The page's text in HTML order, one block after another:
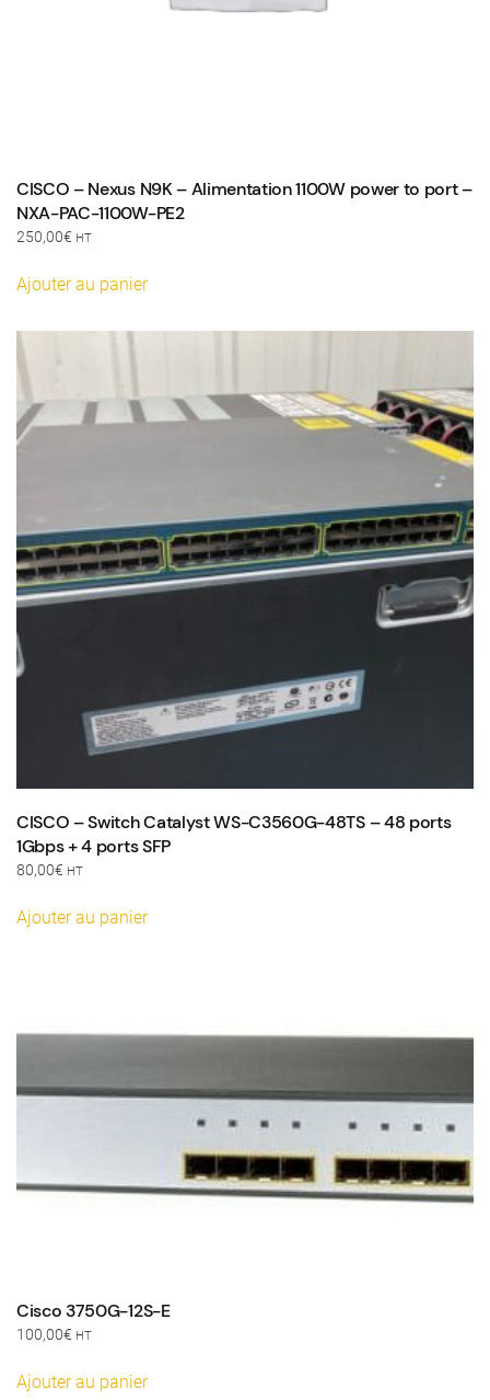
CISCO – Nexus N9K – Alimentation 1100W power to port –
NXA-PAC-1100W-PE2
250,00€ HT
Ajouter au panier
CISCO – Switch Catalyst WS-C3560G-48TS – 48 ports
1Gbps + 4 ports SFP
80,00€ HT
Ajouter au panier
Cisco 3750G-12S-E
100,00€ HT
Ajouter au panier